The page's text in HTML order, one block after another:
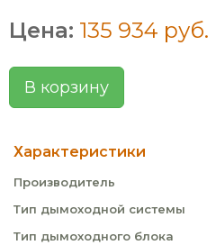
Цена: 135 934 руб.
В корзину
Характеристики
Производитель
Тип дымоходной системы
Тип дымоходного блока